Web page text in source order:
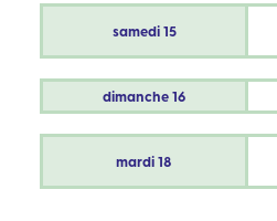
samedi15
dimanche16
mardi18